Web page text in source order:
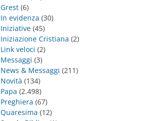
Grest (6)
In evidenza (30)
Iniziative (45)
Iniziazione Cristiana (2)
Link veloci (2)
Messaggi (3)
News & Messaggi (211)
Novità (134)
Papa (2.498)
Preghiera (67)
Quaresima (12)